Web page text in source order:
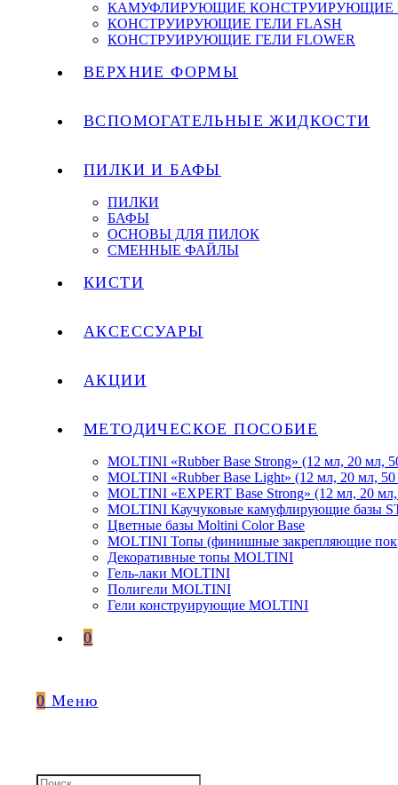
КАМУФЛИРУЮЩИЕ КОНСТРУИРУЮЩИЕ
КОНСТРУИРУЮЩИЕ ГЕЛИ FLASH
КОНСТРУИРУЮЩИЕ ГЕЛИ FLOWER
ВЕРХНИЕ ФОРМЫ
ВСПОМОГАТЕЛЬНЫЕ ЖИДКОСТИ
ПИЛКИ И БАФЫ
ПИЛКИ
БАФЫ
ОСНОВЫ ДЛЯ ПИЛОК
СМЕННЫЕ ФАЙЛЫ
КИСТИ
АКСЕССУАРЫ
АКЦИИ
МЕТОДИЧЕСКОЕ ПОСОБИЕ
MOLTINI «Rubber Base Strong» (12 мл, 20 мл,
MOLTINI «Rubber Base Light» (12 мл, 20 мл,
MOLTINI «EXPERT Base Strong» (12 мл, 20
MOLTINI Каучуковые камуфлирующие базы
Цветные базы Moltini Color Base
MOLTINI Топы (финишные закрепляющие
Декоративные топы MOLTINI
Гель-лаки MOLTINI
Полигели MOLTINI
Гели конструирующие MOLTINI
0
0 Меню